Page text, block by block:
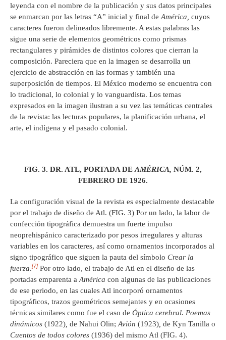
leyenda con el nombre de la publicación y sus datos principales
se enmarcan por las letras “A” inicial y final deAmérica, cuyos
caracteres fueron delineados libremente. A estas palabras las
sigue una serie de elementos geométricos como prismas
rectangulares y pirámides de distintos colores que cierran la
composición. Pareciera que en la imagen se desarrolla un
ejercicio de abstracción en las formas y también una
superposición de tiempos. El México moderno se encuentra con
lo tradicional, lo colonial y lo vanguardista. Los temas
expresados en la imagen ilustran a su vez las temáticas centrales
de la revista: las lecturas populares, la planificación urbana, el
arte, el indígena y el pasado colonial.
FIG. 3. DR. ATL, PORTADA DEAMÉRICA, NÚM. 2,
FEBRERO DE 1926.
La configuración visual de la revista es especialmente destacable
por el trabajo de diseño de Atl. (FIG. 3) Por un lado, la labor de
confección tipográfica demuestra un fuerte impulso
neoprehispánico caracterizado por pesos irregulares y alturas
variables en los caracteres, así como ornamentos incorporados al
signo tipográfico que siguen la pauta del símbolo Crear la
fuerza.[7] Por otro lado, el trabajo de Atl en el diseño de las
portadas emparenta aAmérica con algunas de las publicaciones
de ese periodo, en las cuales Atl incorporó ornamentos
tipográficos, trazos geométricos semejantes y en ocasiones
técnicas similares como fue el caso de Óptica cerebral. Poemas
dinámicos (1922), de Nahui Olin;Avión (1923), de Kyn Tanilla o
Cuentos de todos colores (1936) del mismo Atl (FIG. 4).